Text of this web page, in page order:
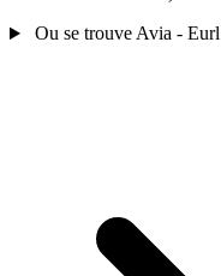
Ou se trouve Avia -